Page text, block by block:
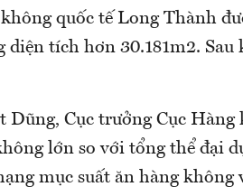
quốc tế Long Thành
diện tích hơn 30.181m2.
Dũng, Cục trưởng Cục
lớn so với tổng thể đại
mục suất ăn hàng